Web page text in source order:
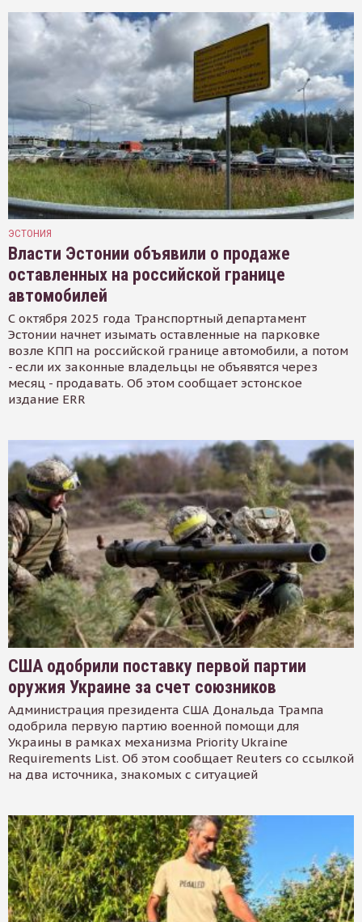
ЭСТОНИЯ
Власти Эстонии объявили о продаже
оставленных на российской границе
автомобилей
С октября 2025 года Транспортный департамент
Эстонии начнет изымать оставленные на парковке
возле КПП на российской границе автомобили, а потом
- если их законные владельцы не объявятся через
месяц - продавать. Об этом сообщает эстонское
издание ERR
США одобрили поставку первой партии
оружия Украине за счет союзников
Администрация президента США Дональда Трампа
одобрила первую партию военной помощи для
Украины в рамках механизма Priority Ukraine
Requirements List. Об этом сообщает Reuters со ссылкой
на два источника, знакомых с ситуацией